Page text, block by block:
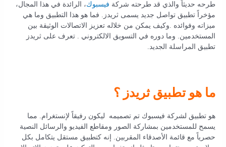
طرحه حديثاً والذي قد طرحته شركة فيسبوك، الرائدة في هذا المجال،
مؤخراً تطبيق تواصل جديد يسمى ثريدز. فما هو هذا التطبيق وما هي
ميزاته وفوائده .وكيف يمكن من خلاله تعزيز الاتصالات الوثيقة بين
المستخدمين. وما دوره في التسويق الالكتروني . تعرف على ثريدز
تطبيق المراسلة الجديد.
ما هو تطبيق ثريدز ؟
هو تطبيق لشركة فيسبوك تم تصميمه ليكون رفيقاً لإنستغرام. مما
يسمح للمستخدمين بمشاركة الصور ومقاطع الفيديو والرسائل النصية
حصرياً مع قائمة الأصدقاء المقربين. إنه كتطبيق مستقل يتكامل بكل